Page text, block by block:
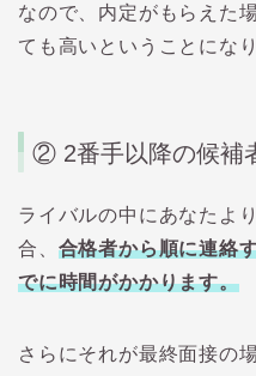
なので、内定がもらえた
ても高いということになり
② 2番手以降の候補
ライバルの中にあなたよ
合、 合格者から順に連絡
でに時間がかかります。
さらにそれが最終面接の